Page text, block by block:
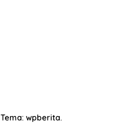
Tema: wpberita.